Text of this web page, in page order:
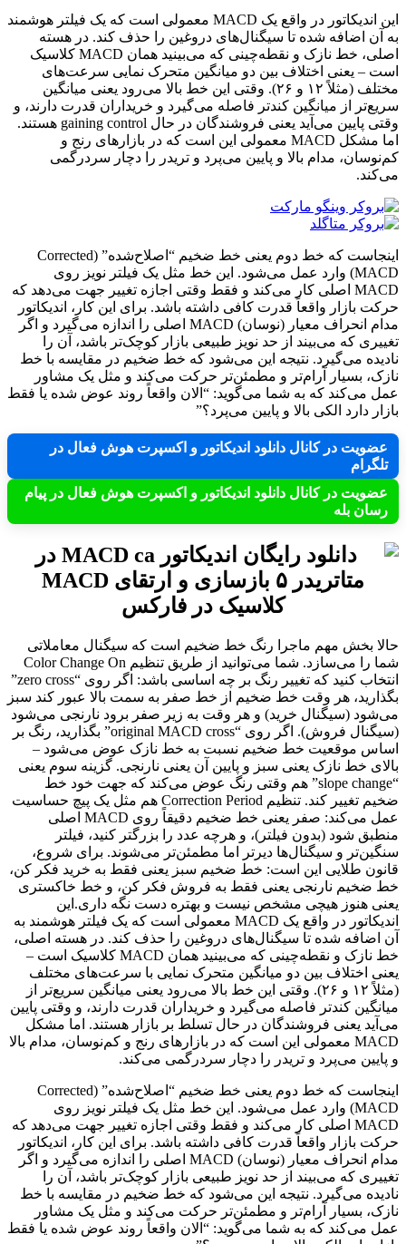
این اندیکاتور در واقع یک MACD معمولی است که یک فیلتر هوشمند
به آن اضافه شده تا سیگنال‌های دروغین را حذف کند. در هسته
اصلی، خط نازک و نقطه‌چینی که می‌بینید همان MACD کلاسیک
است – یعنی اختلاف بین دو میانگین متحرک نمایی سرعت‌های
مختلف (مثلاً ۱۲ و ۲۶). وقتی این خط بالا می‌رود یعنی میانگین
سریع‌تر از میانگین کندتر فاصله می‌گیرد و خریداران قدرت دارند، و
وقتی پایین می‌آید یعنی فروشندگان در حال gaining control هستند.
اما مشکل MACD معمولی این است که در بازارهای رنج و
کم‌نوسان، مدام بالا و پایین می‌پرد و تریدر را دچار سردرگمی
می‌کند.
اینجاست که خط دوم یعنی خط ضخیم “اصلاح‌شده” (Corrected
MACD) وارد عمل می‌شود. این خط مثل یک فیلتر نویز روی
MACD اصلی کار می‌کند و فقط وقتی اجازه تغییر جهت می‌دهد که
حرکت بازار واقعاً قدرت کافی داشته باشد. برای این کار، اندیکاتور
مدام انحراف معیار (نوسان) MACD اصلی را اندازه می‌گیرد و اگر
تغییری که می‌بیند از حد نویز طبیعی بازار کوچک‌تر باشد، آن را
نادیده می‌گیرد. نتیجه این می‌شود که خط ضخیم در مقایسه با خط
نازک، بسیار آرام‌تر و مطمئن‌تر حرکت می‌کند و مثل یک مشاور
عمل می‌کند که به شما می‌گوید: “الان واقعاً روند عوض شده یا فقط
بازار دارد الکی بالا و پایین می‌پرد؟”
عضویت در کانال دانلود اندیکاتور و اکسپرت هوش فعال در
تلگرام
عضویت در کانال دانلود اندیکاتور و اکسپرت هوش فعال در پیام
رسان بله
حالا بخش مهم ماجرا رنگ خط ضخیم است که سیگنال معاملاتی
شما را می‌سازد. شما می‌توانید از طریق تنظیم Color Change On
انتخاب کنید که تغییر رنگ بر چه اساسی باشد: اگر روی “zero cross”
بگذارید، هر وقت خط ضخیم از خط صفر به سمت بالا عبور کند سبز
می‌شود (سیگنال خرید) و هر وقت به زیر صفر برود نارنجی می‌شود
(سیگنال فروش). اگر روی “original MACD cross” بگذارید، رنگ بر
اساس موقعیت خط ضخیم نسبت به خط نازک عوض می‌شود –
بالای خط نازک یعنی سبز و پایین آن یعنی نارنجی. گزینه سوم یعنی
“slope change” هم وقتی رنگ عوض می‌کند که جهت خود خط
ضخیم تغییر کند. تنظیم Correction Period هم مثل یک پیچ حساسیت
عمل می‌کند: صفر یعنی خط ضخیم دقیقاً روی MACD اصلی
منطبق شود (بدون فیلتر)، و هرچه عدد را بزرگتر کنید، فیلتر
سنگین‌تر و سیگنال‌ها دیرتر اما مطمئن‌تر می‌شوند. برای شروع،
قانون طلایی این است: خط ضخیم سبز یعنی فقط به خرید فکر کن،
خط ضخیم نارنجی یعنی فقط به فروش فکر کن، و خط خاکستری
یعنی هنوز هیچی مشخص نیست و بهتره دست نگه داری.این
اندیکاتور در واقع یک MACD معمولی است که یک فیلتر هوشمند به
آن اضافه شده تا سیگنال‌های دروغین را حذف کند. در هسته اصلی،
خط نازک و نقطه‌چینی که می‌بینید همان MACD کلاسیک است –
یعنی اختلاف بین دو میانگین متحرک نمایی با سرعت‌های مختلف
(مثلاً ۱۲ و ۲۶). وقتی این خط بالا می‌رود یعنی میانگین سریع‌تر از
میانگین کندتر فاصله می‌گیرد و خریداران قدرت دارند، و وقتی پایین
می‌آید یعنی فروشندگان در حال تسلط بر بازار هستند. اما مشکل
MACD معمولی این است که در بازارهای رنج و کم‌نوسان، مدام بالا
و پایین می‌پرد و تریدر را دچار سردرگمی می‌کند.
اینجاست که خط دوم یعنی خط ضخیم “اصلاح‌شده” (Corrected
MACD) وارد عمل می‌شود. این خط مثل یک فیلتر نویز روی
MACD اصلی کار می‌کند و فقط وقتی اجازه تغییر جهت می‌دهد که
حرکت بازار واقعاً قدرت کافی داشته باشد. برای این کار، اندیکاتور
مدام انحراف معیار (نوسان) MACD اصلی را اندازه می‌گیرد و اگر
تغییری که می‌بیند از حد نویز طبیعی بازار کوچک‌تر باشد، آن را
نادیده می‌گیرد. نتیجه این می‌شود که خط ضخیم در مقایسه با خط
نازک، بسیار آرام‌تر و مطمئن‌تر حرکت می‌کند و مثل یک مشاور
عمل می‌کند که به شما می‌گوید: “الان واقعاً روند عوض شده یا فقط